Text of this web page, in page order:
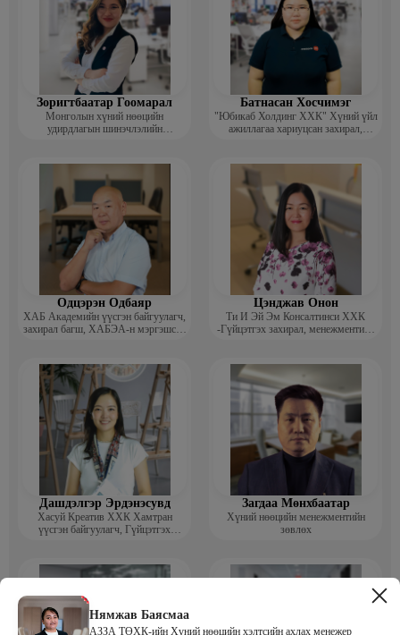
Нямжав Баясмаа
АЗЗА ТӨХК-ийн Хүний нөөцийн хэлтсийн ахлах менежер
Зоригтбаатар Гоомарал
Монголын хүний нөөцийн
удирдлагын шинэчлэлийн
Батнасан Хосчимэг
"Юбикаб Холдинг ХХК" Хүний үйл
ажиллагаа хариуцсан захирал,
Одцэрэн Одбаяр
ХАБ Академийн үүсгэн байгуулагч,
захирал багш, ХАБЭА-н мэргэшсэн
Цэнджав Онон
Ти И Эй Эм Консалтинси ХХК
-Гүйцэтгэх захирал, менежментийн
Дашдэлгэр Эрдэнэсувд
Хасуй Креатив ХХК Хамтран
үүсгэн байгуулагч, Гүйцэтгэх
Загдаа Мөнхбаатар
Хүний нөөцийн менежментийн
зөвлөх